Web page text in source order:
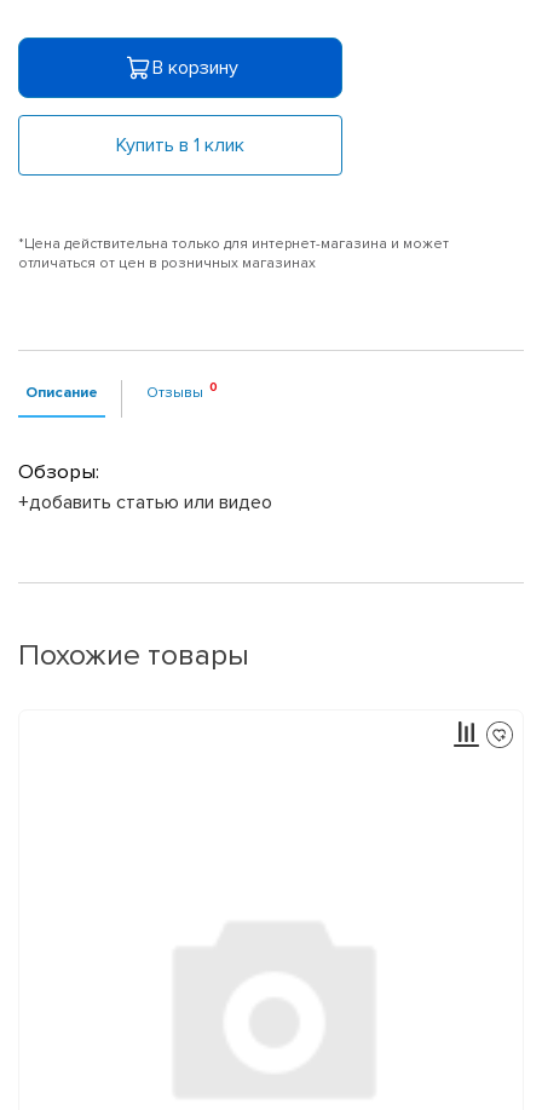
В корзину
Купить в 1 клик
*Цена действительна только для интернет-магазина и может
отличаться от цен в розничных магазинах
Описание Отзывы
Обзоры:
+добавить статью или видео
Похожие товары